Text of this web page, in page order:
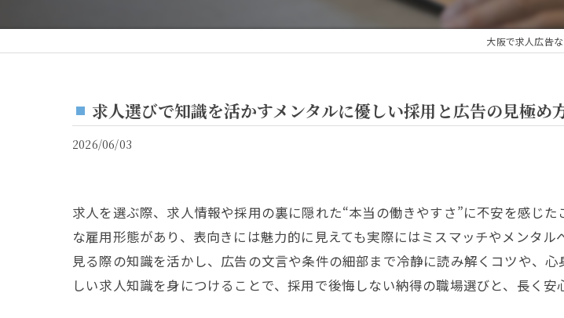
大阪で求人広告
求人選びで知識を活かすメンタルに優しい採用と広告の見極め
2026/06/03
求人を選ぶ際、求人情報や採用の裏に隠れた“本当の働きやすさ”に不安を感じ
な雇用形態があり、表向きには魅力的に見えても実際にはミスマッチやメンタ
見る際の知識を活かし、広告の文言や条件の細部まで冷静に読み解くコツや、
しい求人知識を身につけることで、採用で後悔しない納得の職場選びと、長く安